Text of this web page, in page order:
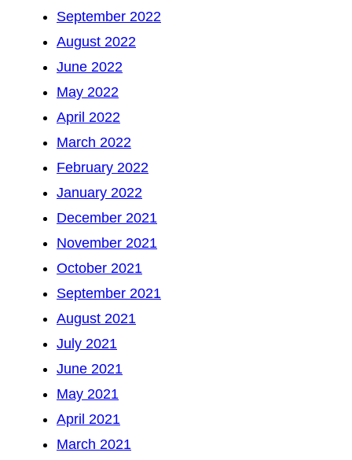
September 2022
August 2022
June 2022
May 2022
April 2022
March 2022
February 2022
January 2022
December 2021
November 2021
October 2021
September 2021
August 2021
July 2021
June 2021
May 2021
April 2021
March 2021